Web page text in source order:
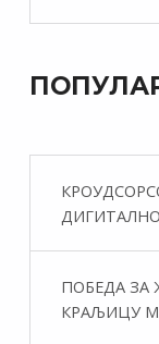
ПОБЕДА ЗА
КРАЉИЦУ